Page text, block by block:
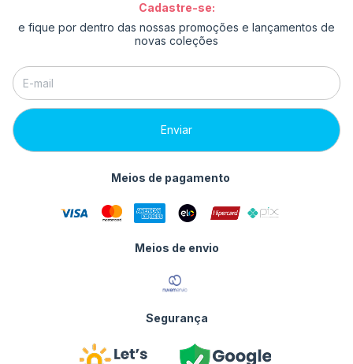
Cadastre-se:
e fique por dentro das nossas promoções e lançamentos de
novas coleções
Meios de pagamento
Meios de envio
Segurança